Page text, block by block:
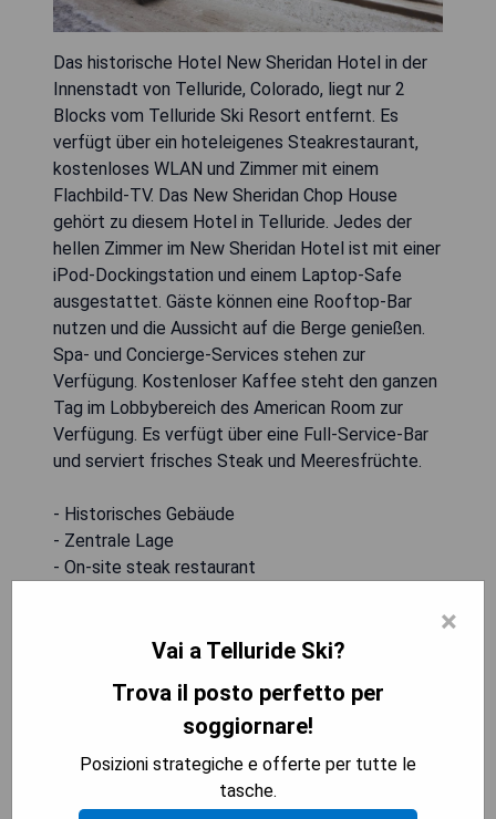
Das historische Hotel New Sheridan Hotel in der
Innenstadt von Telluride, Colorado, liegt nur 2
Blocks vom Telluride Ski Resort entfernt. Es
verfügt über ein hoteleigenes Steakrestaurant,
kostenloses WLAN und Zimmer mit einem
Flachbild-TV. Das New Sheridan Chop House
gehört zu diesem Hotel in Telluride. Jedes der
hellen Zimmer im New Sheridan Hotel ist mit einer
iPod-Dockingstation und einem Laptop-Safe
ausgestattet. Gäste können eine Rooftop-Bar
nutzen und die Aussicht auf die Berge genießen.
Spa- und Concierge-Services stehen zur
Verfügung. Kostenloser Kaffee steht den ganzen
Tag im Lobbybereich des American Room zur
Verfügung. Es verfügt über eine Full-Service-Bar
und serviert frisches Steak und Meeresfrüchte.
- Historisches Gebäude
- Zentrale Lage
- On-site steak restaurant
MOSTRA I PREZZI
Lumiere with Inspirato
×
Vai a Telluride Ski?
Trova il posto perfetto per
soggiornare!
Posizioni strategiche e offerte per tutte le
tasche.